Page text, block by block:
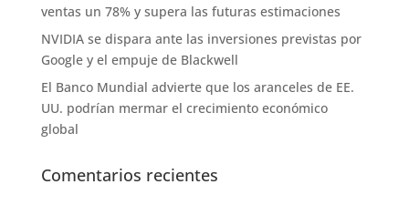
ventas un 78% y supera las futuras estimaciones
NVIDIA se dispara ante las inversiones previstas por
Google y el empuje de Blackwell
El Banco Mundial advierte que los aranceles de EE.
UU. podrían mermar el crecimiento económico
global
Comentarios recientes